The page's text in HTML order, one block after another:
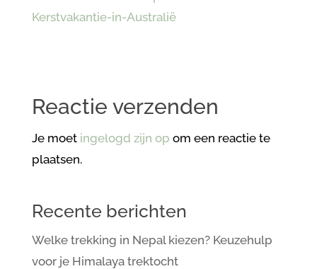
Reactie verzenden
Je moet ingelogd zijn op om een reactie te
plaatsen.
Recente berichten
Welke trekking in Nepal kiezen? Keuzehulp
voor je Himalaya trektocht